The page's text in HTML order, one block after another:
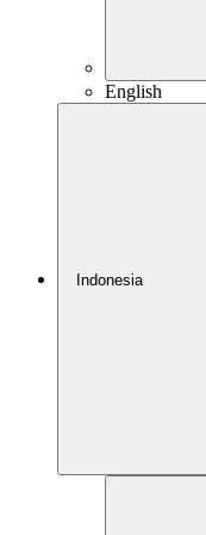
English
Indonesia